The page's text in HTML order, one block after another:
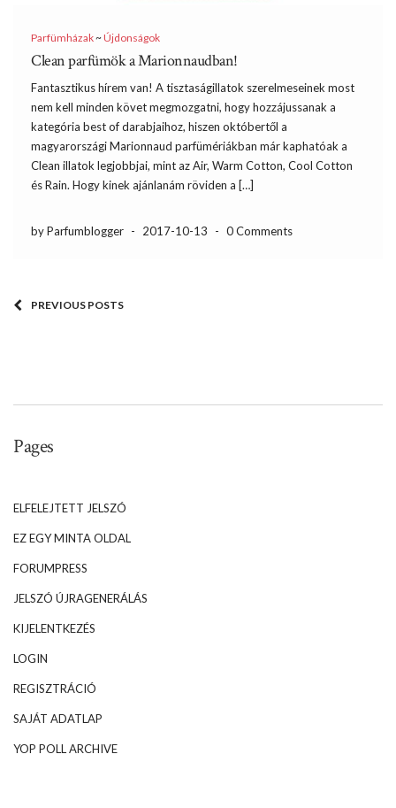
Parfümházak~Újdonságok
Clean parfümök a Marionnaudban!
Fantasztikus hírem van! A tisztaságillatok szerelmeseinek most
nem kell minden követ megmozgatni, hogy hozzájussanak a
kategória best of darabjaihoz, hiszen októbertől a
magyarországi Marionnaud parfümériákban már kaphatóak a
Clean illatok legjobbjai, mint az Air, Warm Cotton, Cool Cotton
és Rain. Hogy kinek ajánlanám röviden a […]
by Parfumblogger - 2017-10-13 - 0 Comments
PREVIOUS POSTS
Pages
ELFELEJTETT JELSZÓ
EZ EGY MINTA OLDAL
FORUMPRESS
JELSZÓ ÚJRAGENERÁLÁS
KIJELENTKEZÉS
LOGIN
REGISZTRÁCIÓ
SAJÁT ADATLAP
YOP POLL ARCHIVE